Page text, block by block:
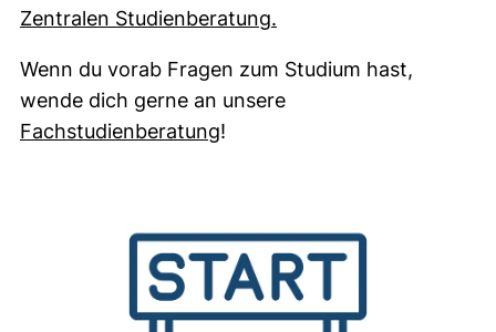
Zentralen Studienberatung.
Wenn du vorab Fragen zum Studium hast,
wende dich gerne an unsere
Fachstudienberatung!